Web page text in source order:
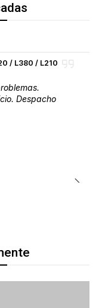
/ L380 / L210
Despacho